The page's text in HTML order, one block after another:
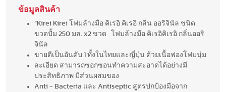
ข้อมูลสินค้า
“Kirei Kirei โฟมล้างมือ คิเรอิ คิเรอิ กลิ่น ออริจินัล ชนิด
ขวดปั้ม 250 มล. x2 ขวด โฟมล้างมือ คิเรอิคิเรอิ กลิ่นออริ
จินัล
ขายดีเป็นอันดับ 1 ทั้งในไทยและญี่ปุ่น ด้วยเนื้อฟองโฟมนุ่ม
ละเอียด สามารถซอกซอนทำความสะอาดได้อย่างมี
ประสิทธิภาพ มีส่วนผสมของ
Anti - Bacteria และ Antiseptic สูตรปกป้องมือจาก